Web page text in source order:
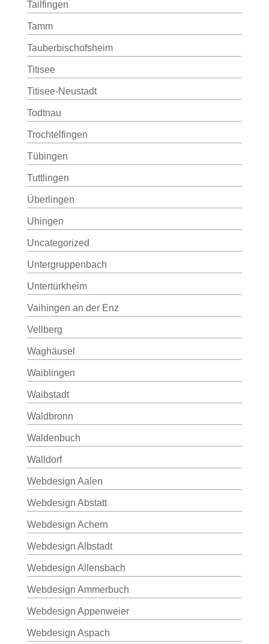
Tailfingen
Tamm
Tauberbischofsheim
Titisee
Titisee-Neustadt
Todtnau
Trochtelfingen
Tübingen
Tuttlingen
Überlingen
Uhingen
Uncategorized
Untergruppenbach
Untertürkheim
Vaihingen an der Enz
Vellberg
Waghäusel
Waiblingen
Waibstadt
Waldbronn
Waldenbuch
Walldorf
Webdesign Aalen
Webdesign Abstatt
Webdesign Achern
Webdesign Albstadt
Webdesign Allensbach
Webdesign Ammerbuch
Webdesign Appenweier
Webdesign Aspach